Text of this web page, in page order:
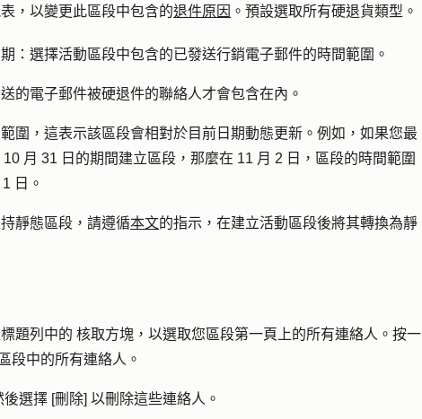
，以變更此區段中包含的退件原因 。預設選取所有硬退貨類型。
： 選擇活動區段中包含的已發送行銷電子郵件的時間範圍。
的電子郵件被硬退件的聯絡人才會包含在內。
圍，這表示該區段會相對於目前日期動態更新。例如，如果您最
月 31 日的期間建立區段，那麼在 11 月 2 日，區段的時間範圍
日。
靜態區段，請遵循本文的指示，在建立活動區段後將其轉換為靜
題列中的 核取方塊 ，以選取您區段第一頁上的所有連絡人。按一
段中的所有連絡人。
後選擇 [刪除] 以刪除這些連絡人。